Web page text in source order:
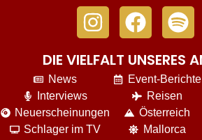
DIE VIELFALT UNSERES
News
Interviews
Neuerscheinungen
Schlager im TV
Event-Berichte
Reisen
Österreich
Mallorca